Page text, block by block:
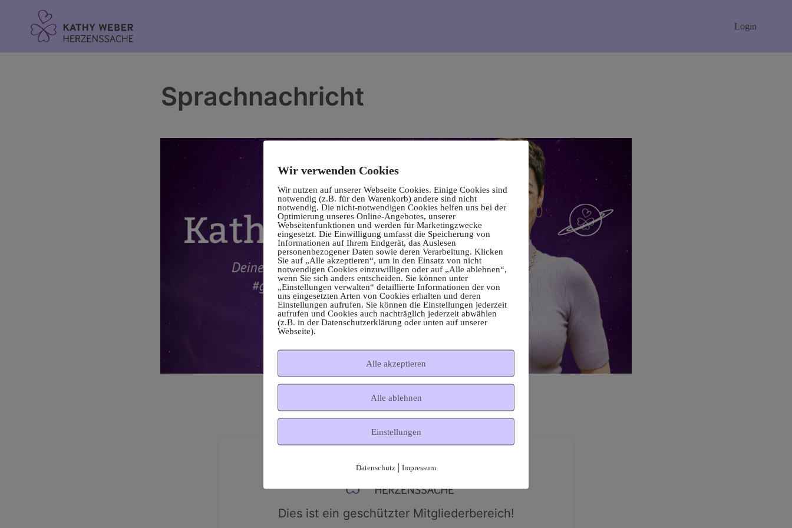
Login
Sprachnachricht
Dies ist ein geschützter Mitgliederbereich!
Wir verwenden Cookies
Wir nutzen auf unserer Webseite Cookies. Einige Cookies sind
notwendig (z.B. für den Warenkorb) andere sind nicht
notwendig. Die nicht-notwendigen Cookies helfen uns bei der
Optimierung unseres Online-Angebotes, unserer
Webseitenfunktionen und werden für Marketingzwecke
eingesetzt. Die Einwilligung umfasst die Speicherung von
Informationen auf Ihrem Endgerät, das Auslesen
personenbezogener Daten sowie deren Verarbeitung. Klicken
Sie auf „Alle akzeptieren“, um in den Einsatz von nicht
notwendigen Cookies einzuwilligen oder auf „Alle ablehnen“,
wenn Sie sich anders entscheiden. Sie können unter
„Einstellungen verwalten“ detaillierte Informationen der von
uns eingesetzten Arten von Cookies erhalten und deren
Einstellungen aufrufen. Sie können die Einstellungen jederzeit
aufrufen und Cookies auch nachträglich jederzeit abwählen
(z.B. in der Datenschutzerklärung oder unten auf unserer
Webseite).
Alle akzeptieren
Alle ablehnen
Einstellungen
Datenschutz | Impressum